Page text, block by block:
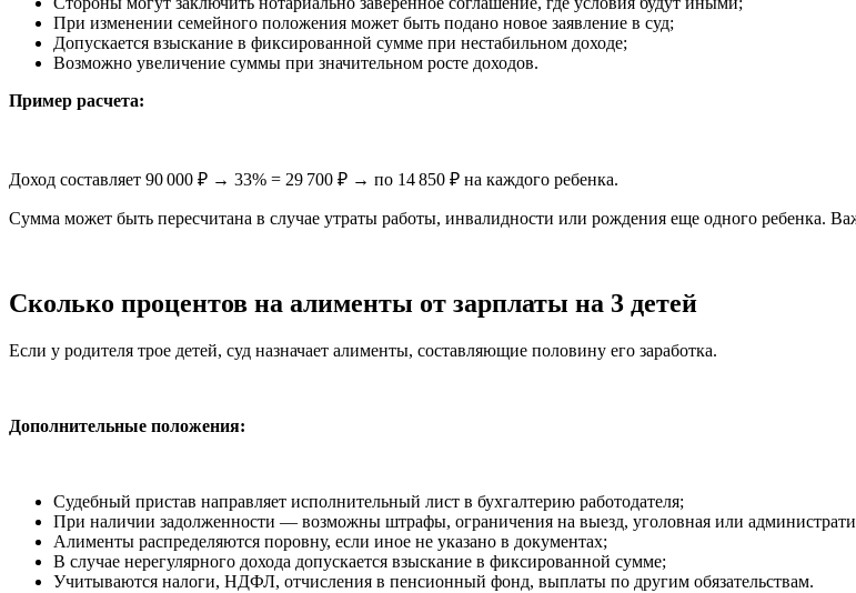
При изменении семейного положения может быть подано новое заявление в суд;
Допускается взыскание в фиксированной сумме при нестабильном доходе;
Возможно увеличение суммы при значительном росте доходов.
Пример расчета:
Доход составляет 90 000 ₽ → 33% = 29 700 ₽ → по 14 850 ₽ на каждого ребенка.
Сумма может быть пересчитана в случае утраты работы, инвалидности или рождения еще одного ребенка.
Сколько процентов на алименты от зарплаты на 3 детей
Если у родителя трое детей, суд назначает алименты, составляющие половину его заработка.
Дополнительные положения:
Судебный пристав направляет исполнительный лист в бухгалтерию работодателя;
При наличии задолженности — возможны штрафы, ограничения на выезд, уголовная или
Алименты распределяются поровну, если иное не указано в документах;
В случае нерегулярного дохода допускается взыскание в фиксированной сумме;
Учитываются налоги, НДФЛ, отчисления в пенсионный фонд, выплаты по другим обязательствам.